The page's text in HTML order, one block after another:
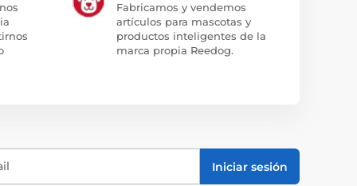
Fabricamos y vendemos
artículos para mascotas y
productos inteligentes de la
marca propia Reedog.
Iniciar sesión